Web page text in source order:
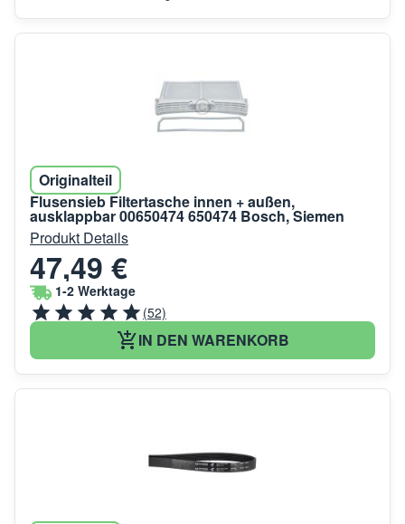
Originalteil
Flusensieb Filtertasche innen + außen,
ausklappbar 00650474 650474 Bosch, Siemen
Produkt Details
47,49 €
1-2 Werktage
(52)
IN DEN WARENKORB